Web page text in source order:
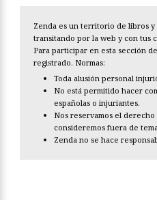
Zenda es un territorio de libros y
transitando por la web y con tus
Para participar en esta sección
registrado. Normas:
Toda alusión personal
No está permitido hacer
españolas o injuriantes.
Nos reservamos el
consideremos fuera de
Zenda no se hace